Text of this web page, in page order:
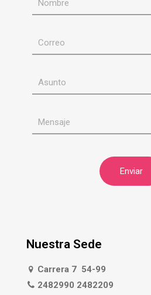
Nuestra Sede
Carrera 7 54-99
2482990 2482209